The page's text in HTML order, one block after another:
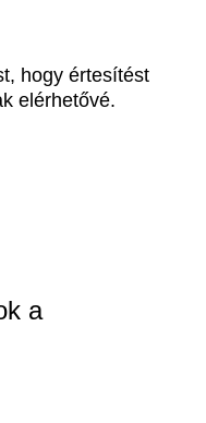
hogy értesítést
elérhetővé.
a